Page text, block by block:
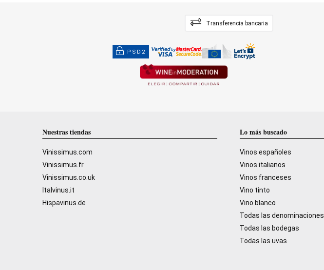
Transferencia bancaria
PSD2
Nuestras tiendas
Vinissimus.com
Vinissimus.fr
Vinissimus.co.uk
Italvinus.it
Hispavinus.de
Lo más buscado
Vinos españoles
Vinos italianos
Vinos franceses
Vino tinto
Vino blanco
Todas las denominaciones
Todas las bodegas
Todas las uvas